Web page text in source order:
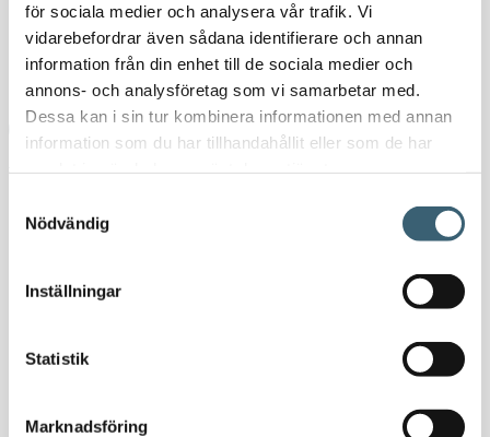
för sociala medier och analysera vår trafik. Vi
vidarebefordrar även sådana identifierare och annan
information från din enhet till de sociala medier och
annons- och analysföretag som vi samarbetar med.
Dessa kan i sin tur kombinera informationen med annan
information som du har tillhandahållit eller som de har
Nödvändig
Inställningar
Statistik
Marknadsföring
Nyheter
Kundspecifik tillverkning
Kontakt
SUGRÖR 90 LITER